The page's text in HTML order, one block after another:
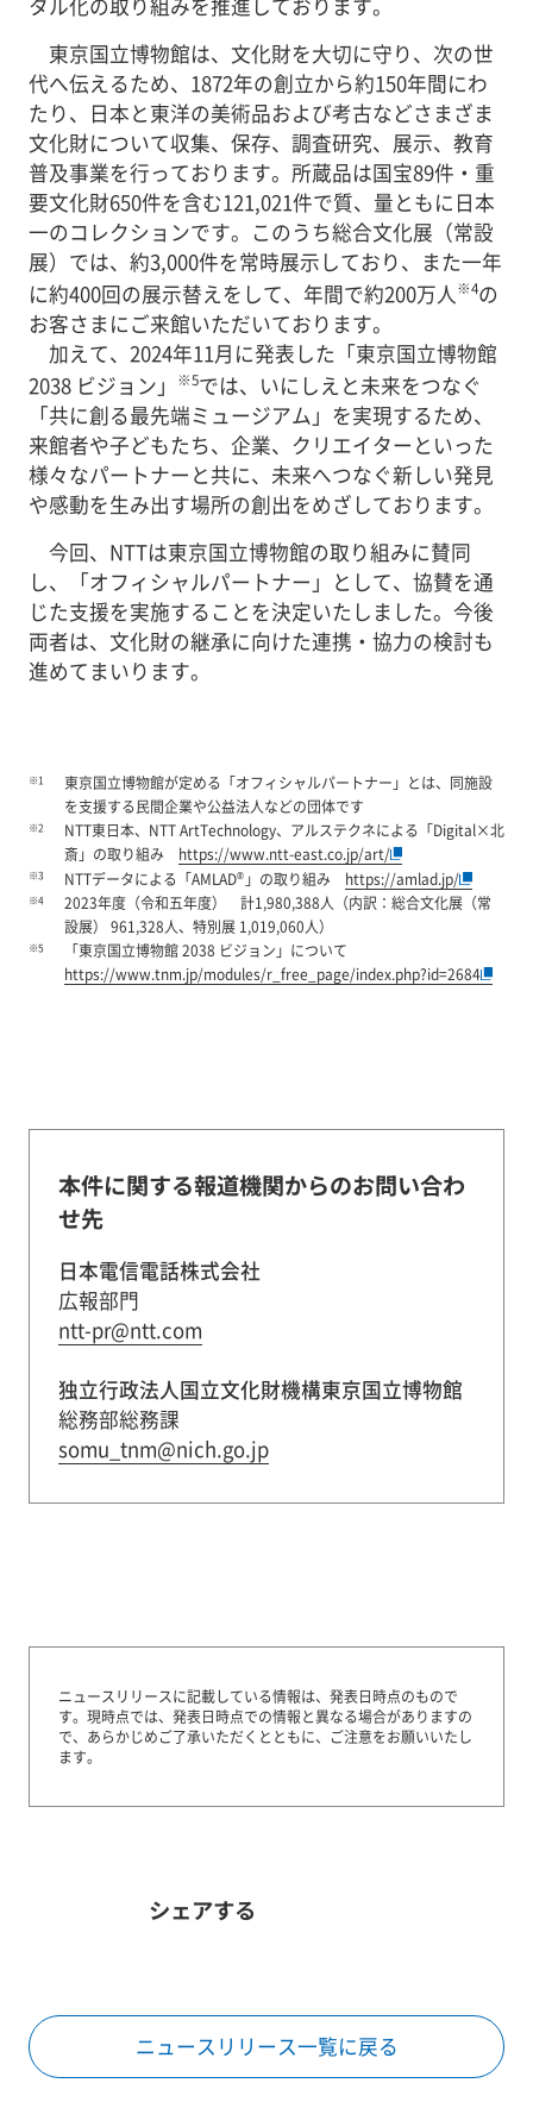
タル化の取り組みを推進しております。
東京国立博物館は、文化財を大切に守り、次の世
代へ伝えるため、1872年の創立から約150年間にわ
たり、日本と東洋の美術品および考古などさまざま
文化財について収集、保存、調査研究、展示、教育
普及事業を行っております。所蔵品は国宝89件・重
要文化財650件を含む121,021件で質、量ともに日本
一のコレクションです。このうち総合文化展（常設
展）では、約3,000件を常時展示しており、また一年
に約400回の展示替えをして、年間で約200万人※4の
お客さまにご来館いただいております。
加えて、2024年11月に発表した「東京国立博物館
2038 ビジョン」
※5では、いにしえと未来をつなぐ
「共に創る最先端ミュージアム」を実現するため、
来館者や子どもたち、企業、クリエイターといった
様々なパートナーと共に、未来へつなぐ新しい発見
や感動を生み出す場所の創出をめざしております。
今回、NTTは東京国立博物館の取り組みに賛同
し、「オフィシャルパートナー」として、協賛を通
じた支援を実施することを決定いたしました。今後
両者は、文化財の継承に向けた連携・協力の検討も
進めてまいります。
※1
東京国立博物館が定める「オフィシャルパートナー」とは、同施設
を支援する民間企業や公益法人などの団体です
※2
NTT東日本、NTT ArtTechnology、アルステクネによる「Digital×北
斎」の取り組み https://www.ntt-east.co.jp/art/
※3 NTTデータによる「AMLAD® 」の取り組み https://amlad.jp/
※4
2023年度（令和五年度） 計1,980,388人（内訳：総合文化展（常
設展） 961,328人、特別展 1,019,060人）
※5
「東京国立博物館 2038 ビジョン」について
https://www.tnm.jp/modules/r_free_page/index.php?id=2684
本件に関する報道機関からのお問い合わ
せ先
日本電信電話株式会社
広報部門
ntt-pr@ntt.com
独立行政法人国立文化財機構東京国立博物館
総務部総務課
somu_tnm@nich.go.jp
ニュースリリースに記載している情報は、発表日時点のもので
す。 現時点では、発表日時点での情報と異なる場合がありますの
で、あらかじめご了承いただくとともに、ご注意をお願いいたし
ます。
シェアする
ニュースリリース一覧に戻る